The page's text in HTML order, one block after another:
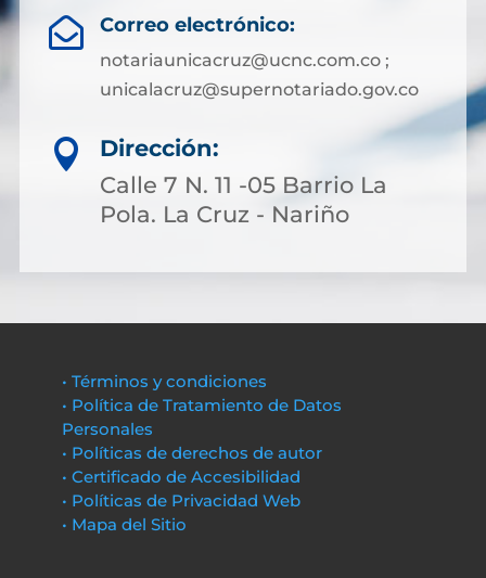
 Correo electrónico:
notariaunicacruz@ucnc.com.co ;
unicalacruz@supernotariado.gov.co

Dirección:
Calle 7 N. 11 -05 Barrio La
Pola. La Cruz - Nariño
• Términos y condiciones
• Política de Tratamiento de Datos
Personales
• Políticas de derechos de autor
• Certificado de Accesibilidad
• Políticas de Privacidad Web
• Mapa del Sitio